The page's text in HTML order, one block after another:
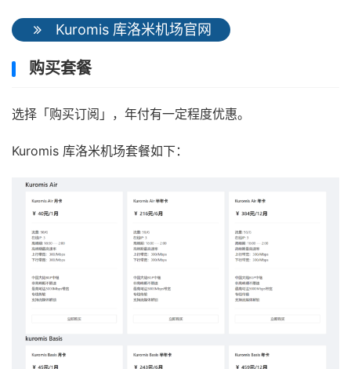
Kuromis 库洛米机场官网
购买套餐
选择「购买订阅」，年付有一定程度优惠。
Kuromis 库洛米机场套餐如下：